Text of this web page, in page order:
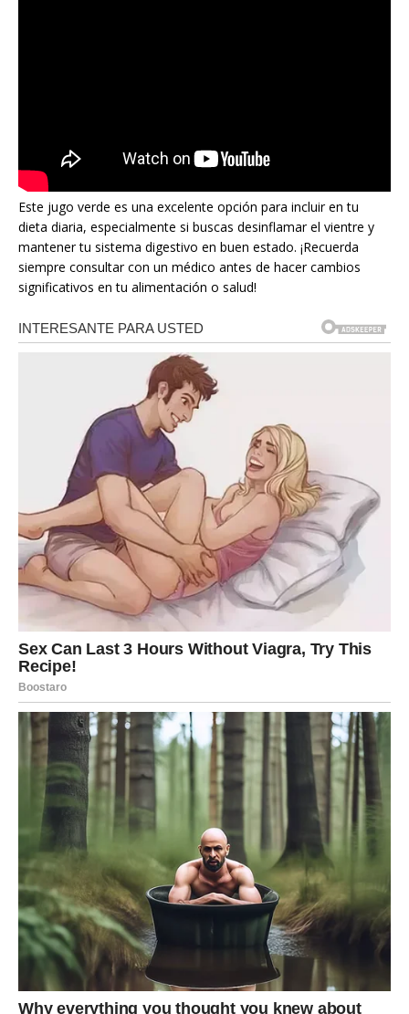
Este jugo verde es una excelente opción para incluir en tu
dieta diaria, especialmente si buscas desinflamar el vientre y
mantener tu sistema digestivo en buen estado. ¡Recuerda
siempre consultar con un médico antes de hacer cambios
significativos en tu alimentación o salud!